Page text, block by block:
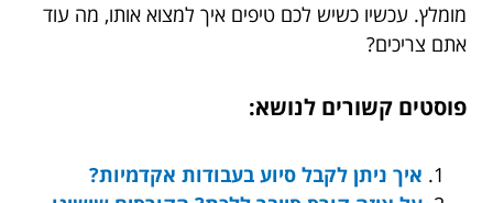
מומלץ. עכשיו כשיש לכם טיפים איך למצוא אותו, מה עוד
אתם צריכים?
פוסטים קשורים לנושא:
איך ניתן לקבל סיוע בעבודות אקדמיות?